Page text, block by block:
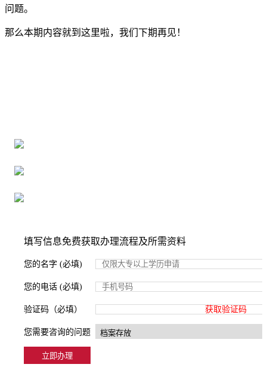
问题。
那么本期内容就到这里啦，我们下期再见！
填写信息免费获取办理流程及所需资料
您的名字 (必填)
您的电话 (必填)
验证码（必填） 获取验证码
您需要咨询的问题